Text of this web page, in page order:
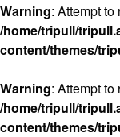
TRIPULLブ
About
私たちにつ
Warning: Attempt
/home/tripull/
content/themes/
Warning: Attempt
/home/tripull/
content/themes/